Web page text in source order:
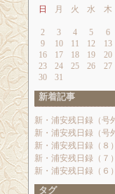
日
月 火 水 木
2
3 4 5 6
9
10 11 12 13
16
17 18 19 20
23
24 25 26 27
30
31
新着記事
新・浦安残日録（号
新・浦安残日録（号
新・浦安残日録（８）
新・浦安残日録（７）
新・浦安残日録（６）
タグ